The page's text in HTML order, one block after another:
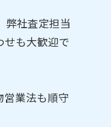
弊社査定担当
せも大歓迎で
営業法も順守